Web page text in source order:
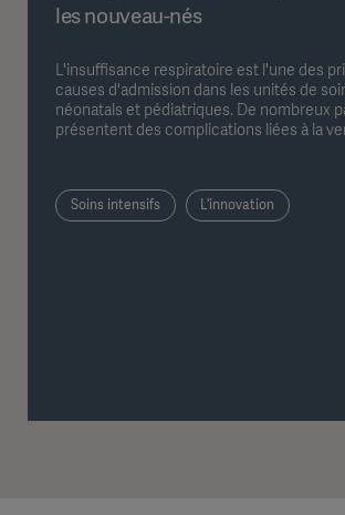
les nouveau-nés
L'insuffisance respiratoire est l'une des
causes d'admission dans les unités de
néonatals et pédiatriques. De nombreux
présentent des complications liées à la
Soins intensifs L'innovation